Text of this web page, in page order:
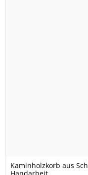
Kaminholzkorb aus